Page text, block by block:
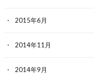
2015年6月
2014年11月
2014年9月